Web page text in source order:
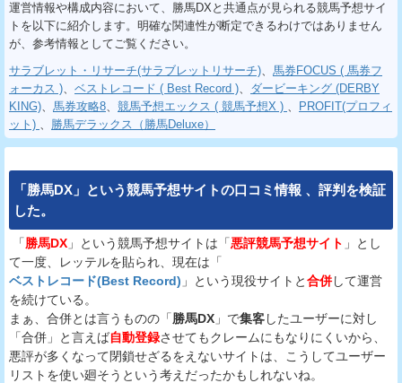
運営情報や構成内容において、勝馬DXと共通点が見られる競馬予想サイ
トを以下に紹介します。明確な関連性が断定できるわけではありません
が、参考情報としてご覧ください。
サラブレット・リサーチ(サラブレットリサーチ)、 馬券FOCUS ( 馬券フ
ォーカス )、 ベストレコード ( Best Record )、 ダービーキング (DERBY
KING)、 馬券攻略8、 競馬予想エックス ( 競馬予想X ) 、
PROFIT(プロフィ
ット) 、 勝馬デラックス（勝馬Deluxe）
「勝馬DX 」という競馬予想サイトの口コミ情報 、 評判 を検証
した。
「勝馬DX 」という競馬予想サイトは「悪評競馬予想サイト 」とし
て一度、レッテルを貼られ、現在は「
ベストレコード(Best Record) 」という現役サイトと合併して運営
を続けている。
まぁ、合併とは言うものの「勝馬DX 」で集客したユーザーに対し
「合併」と言えば自動登録させてもクレームにもなりにくいから、
悪評が多くなって閉鎖せざるをえないサイトは、こうしてユーザー
リストを使い廻そうという考えだったかもしれないね。